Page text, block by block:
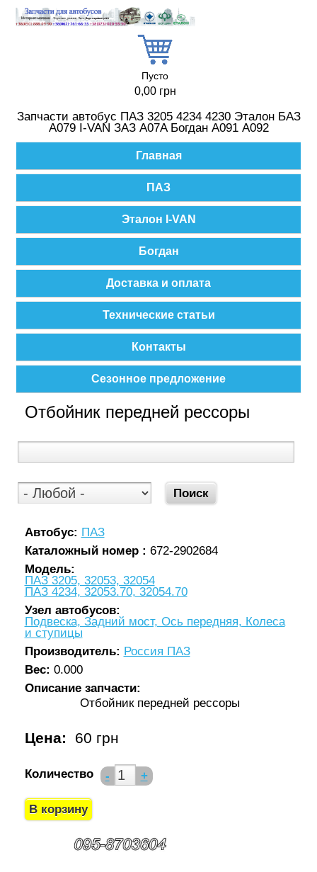
Пусто
0,00 грн
Запчасти автобус ПАЗ 3205 4234 4230 Эталон БАЗ
А079 I-VAN ЗАЗ A07A Богдан А091 А092
Главная
ПАЗ
Эталон I-VAN
Богдан
Доставка и оплата
Технические статьи
Контакты
Сезонное предложение
Отбойник передней рессоры
Автобус: ПАЗ
Каталожный номер : 672-2902684
Модель:
ПАЗ 3205, 32053, 32054
ПАЗ 4234, 32053.70, 32054.70
Узел автобусов:
Подвеска, Задний мост, Ось передняя, Колеса
и ступицы
Производитель: Россия ПАЗ
Вес: 0.000
Описание запчасти:
Отбойник передней рессоры
Цена: 60 грн
Количество - +